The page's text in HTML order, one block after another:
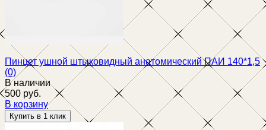
Пинцет ушной штыковидный анатомический ПАИ 140*1,5
(0)
В наличии
500 руб.
В корзину